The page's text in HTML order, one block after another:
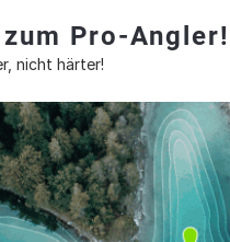
Pro-Angler!
nicht härter!